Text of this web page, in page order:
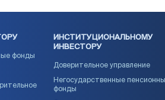
фонды
ИНСТИТУЦИОНАЛЬНОМУ
ИНВЕСТОРУ
Доверительное управление
Негосударственные
фонды